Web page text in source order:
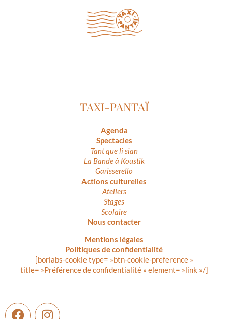
TAXI-PANTAÏ
Agenda
Spectacles
Tant que li sian
La Bande à Koustik
Garisserello
Actions culturelles
Ateliers
Stages
Scolaire
Nous contacter
Mentions légales
Politiques de confidentialité
[borlabs-cookie type= »btn-cookie-preference »
title= »Préférence de confidentialité » element= »link »/]